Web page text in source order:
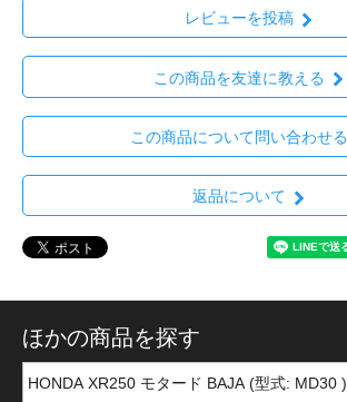
レビューを投稿
この商品を友達に教える
この商品について問い合わせる
返品について
ほかの商品を探す